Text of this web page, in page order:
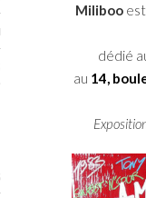
Miliboo
dédié
au 14,